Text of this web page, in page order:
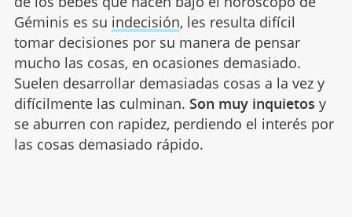
Géminis es su indecisión, les resulta difícil
tomar decisiones por su manera de pensar
mucho las cosas, en ocasiones demasiado.
Suelen desarrollar demasiadas cosas a la vez y
difícilmente las culminan. Son muy inquietos y
se aburren con rapidez, perdiendo el interés por
las cosas demasiado rápido.